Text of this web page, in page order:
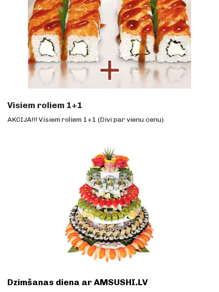
Visiem roliem 1+1
AKCIJA!!! Visiem roliem 1+1 (Divi par vienu cenu)
Dzimšanas diena ar AMSUSHI.LV